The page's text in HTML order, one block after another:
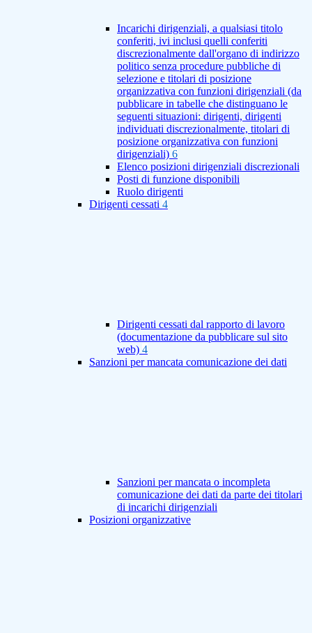
Incarichi dirigenziali, a qualsiasi titolo
conferiti, ivi inclusi quelli conferiti
discrezionalmente dall'organo di indirizzo
politico senza procedure pubbliche di
selezione e titolari di posizione
organizzativa con funzioni dirigenziali (da
pubblicare in tabelle che distinguano le
seguenti situazioni: dirigenti, dirigenti
individuati discrezionalmente, titolari di
posizione organizzativa con funzioni
dirigenziali) 6
Elenco posizioni dirigenziali discrezionali
Posti di funzione disponibili
Ruolo dirigenti
Dirigenti cessati 4
Dirigenti cessati dal rapporto di lavoro
(documentazione da pubblicare sul sito
web) 4
Sanzioni per mancata comunicazione dei dati
Sanzioni per mancata o incompleta
comunicazione dei dati da parte dei titolari
di incarichi dirigenziali
Posizioni organizzative